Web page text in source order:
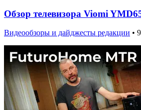
Обзор телевизора Viomi
Видеообзоры и дайджесты редакции •